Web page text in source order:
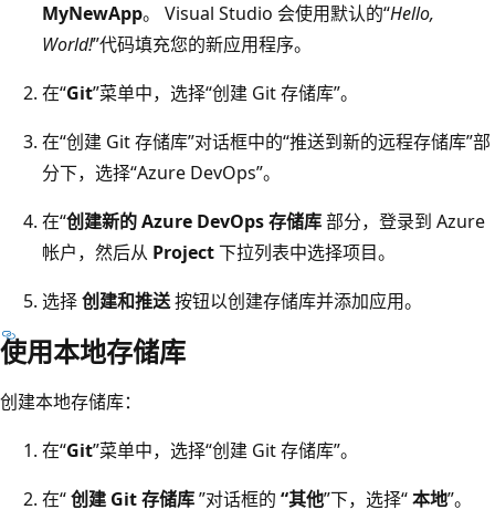
MyNewApp。 Visual Studio 会使用默认的“Hello,
World!”代码填充您的新应用程序。
在“Git”菜单中，选择“创建 Git 存储库”。
在“创建 Git 存储库”对话框中的“推送到新的远程存储库”部
分下，选择“Azure DevOps”。
在“创建新的 Azure DevOps 存储库部分，登录到 Azure
帐户，然后从 Project下拉列表中选择项目。
选择创建和推送按钮以创建存储库并添加应用。
使用本地存储库
创建本地存储库：
在“Git”菜单中，选择“创建 Git 存储库”。
在“创建 Git 存储库”对话框的 “其他”下，选择“本地”。